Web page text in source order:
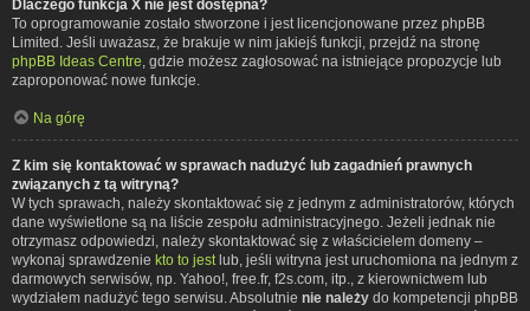
Dlaczego funkcja X nie jest dostępna?
To oprogramowanie zostało stworzone i jest licencjonowane przez phpBB
Limited. Jeśli uważasz, że brakuje w nim jakiejś funkcji, przejdź na stronę
phpBB Ideas Centre , gdzie możesz zagłosować na istniejące propozycje lub
zaproponować nowe funkcje.
Na górę
Z kim się kontaktować w sprawach nadużyć lub zagadnień prawnych
związanych z tą witryną?
W tych sprawach, należy skontaktować się z jednym z administratorów, których
dane wyświetlone są na liście zespołu administracyjnego. Jeżeli jednak nie
otrzymasz odpowiedzi, należy skontaktować się z właścicielem domeny –
wykonaj sprawdzenie kto to jest lub, jeśli witryna jest uruchomiona na jednym z
darmowych serwisów, np. Yahoo!, free.fr, f2s.com, itp., z kierownictwem lub
wydziałem nadużyć tego serwisu. Absolutnie nie należy do kompetencji phpBB